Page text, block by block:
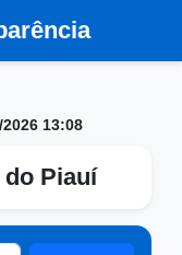
13:08
Piauí